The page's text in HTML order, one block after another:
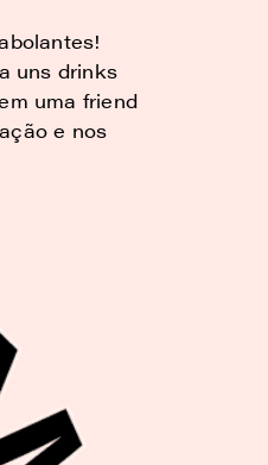
uns drinks
uma friend
e nos